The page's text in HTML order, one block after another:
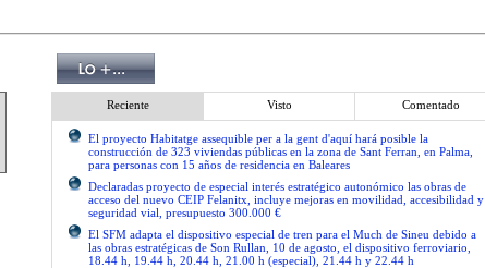
Reciente Visto Comentado
El proyecto Habitatge assequible per a la gent d'aquí hará posible la
construcción de 323 viviendas públicas en la zona de Sant Ferran, en Palma,
para personas con 15 años de residencia en Baleares
Declaradas proyecto de especial interés estratégico autonómico las obras de
acceso del nuevo CEIP Felanitx, incluye mejoras en movilidad, accesibilidad y
seguridad vial, presupuesto 300.000 €
El SFM adapta el dispositivo especial de tren para el Much de Sineu debido a
las obras estratégicas de Son Rullan, 10 de agosto, el dispositivo ferroviario,
18.44 h, 19.44 h, 20.44 h, 21.00 h (especial), 21.44 h y 22.44 h